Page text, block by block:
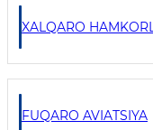
XALQARO
FUQARO AVIATSIYA